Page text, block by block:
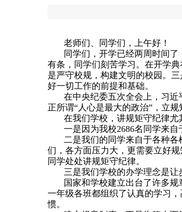
老师们、同学们，上午好！
同学们，开学已经两周时间
有条，同学们刻苦学习。在开学
是严守校规，构建文明的校园。
好一切工作的前提和基础。
在中央纪委五次全会上，习近
正所谓“人心是最大的政治”，立
在我们学校，讲规矩守纪律尤
一是因为我校2686名同学来自
二是我们的同学来自于各种
们，各方面压力大，更需要立好
同学处处讲规矩守纪律。
三是我们学校的办学理念是让
国家和学校建立出台了许多
一年级各班都组织了认真的学习
惯。